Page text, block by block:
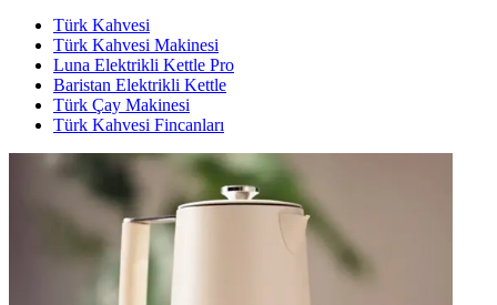
Türk Kahvesi
Türk Kahvesi Makinesi
Luna Elektrikli Kettle Pro
Baristan Elektrikli Kettle
Türk Çay Makinesi
Türk Kahvesi Fincanları